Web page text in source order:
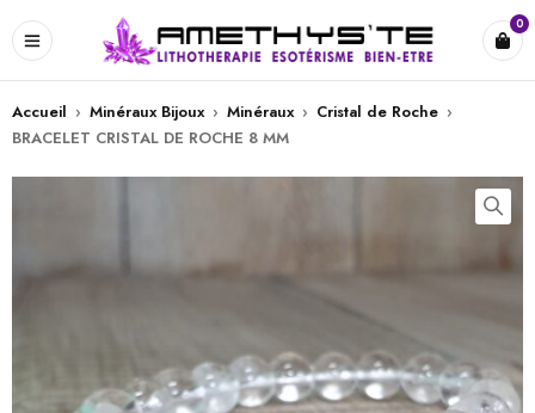
0
Accueil › Minéraux Bijoux › Minéraux › Cristal de Roche ›
BRACELET CRISTAL DE ROCHE 8 MM